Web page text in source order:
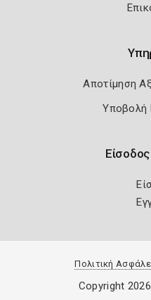
Αποτίμηση
Υποβολή
Πολιτική
Copyright 2026